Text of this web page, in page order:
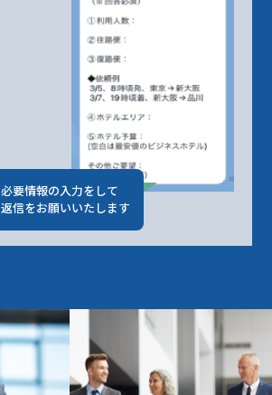
必要情報の入力をして
返信をお願いいたします